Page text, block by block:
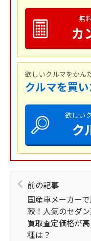
無
カ
欲しいクルマをかん
クルマを買
欲しい
ク
前の記事
国産車メーカー
較！人気のセダ
買取査定価格が
種は？